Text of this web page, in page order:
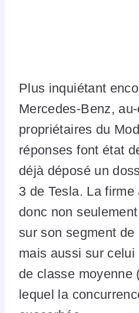
Plus inquiétant
Mercedes-Benz,
propriétaires du
réponses font état
déjà déposé un
3 de Tesla. La
donc non
sur son segment
mais aussi sur celui
de classe moyenne
lequel la